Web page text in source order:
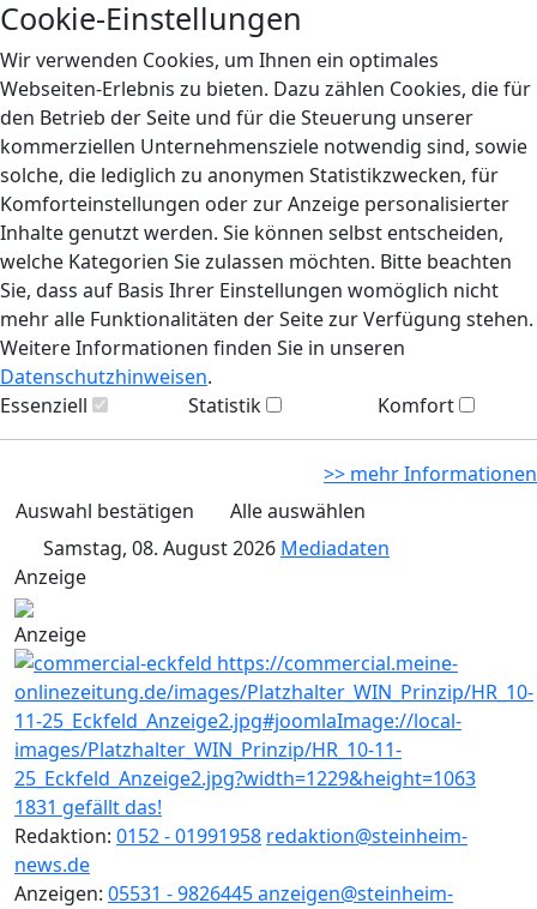
Cookie-Einstellungen
Wir verwenden Cookies, um Ihnen ein optimales
Webseiten-Erlebnis zu bieten. Dazu zählen Cookies, die für
den Betrieb der Seite und für die Steuerung unserer
kommerziellen Unternehmensziele notwendig sind, sowie
solche, die lediglich zu anonymen Statistikzwecken, für
Komforteinstellungen oder zur Anzeige personalisierter
Inhalte genutzt werden. Sie können selbst entscheiden,
welche Kategorien Sie zulassen möchten. Bitte beachten
Sie, dass auf Basis Ihrer Einstellungen womöglich nicht
mehr alle Funktionalitäten der Seite zur Verfügung stehen.
Weitere Informationen finden Sie in unseren
Datenschutzhinweisen.
Essenziell
Statistik Komfort
>> mehr Informationen
Auswahl bestätigen
Alle auswählen
Samstag, 08. August 2026 Mediadaten
Anzeige
Anzeige
1831 gefällt das!
Redaktion: 0152 - 01991958 redaktion@steinheim-
news.de
Anzeigen: 05531 - 9826445anzeigen@steinheim-